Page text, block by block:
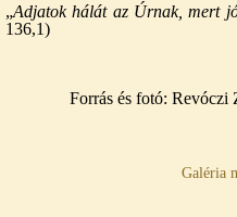
„Adjatok hálát az Úrnak, mert
136,1)
Forrás és fotó:
Galéria